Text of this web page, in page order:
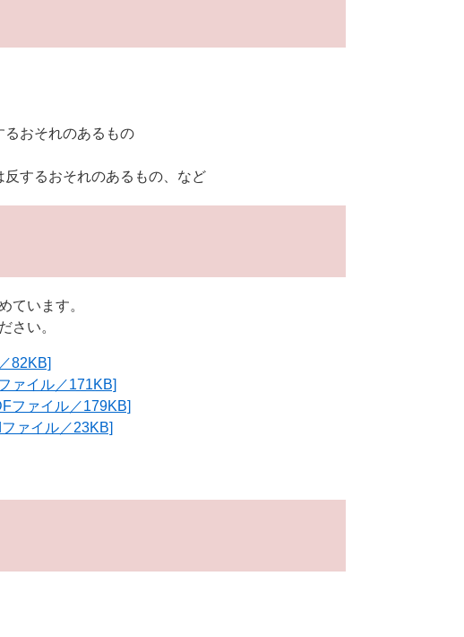
るおそれのあるもの
するおそれのあるもの、など
ています。
さい。
82KB]
ァイル／171KB]
ファイル／179KB]
ァイル／23KB]